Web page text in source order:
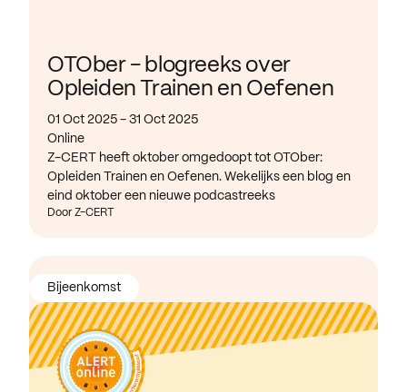
OTOber - blogreeks over
Opleiden Trainen en Oefenen
01 Oct 2025 - 31 Oct 2025
Online
Z-CERT heeft oktober omgedoopt tot OTOber:
Opleiden Trainen en Oefenen. Wekelijks een blog en
eind oktober een nieuwe podcastreeks
Door Z-CERT
Bijeenkomst